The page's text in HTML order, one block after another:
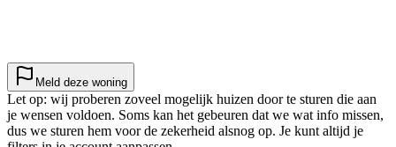
Meld deze woning
Let op: wij proberen zoveel mogelijk huizen door te sturen die aan
je wensen voldoen. Soms kan het gebeuren dat we wat info missen,
dus we sturen hem voor de zekerheid alsnog op. Je kunt altijd je